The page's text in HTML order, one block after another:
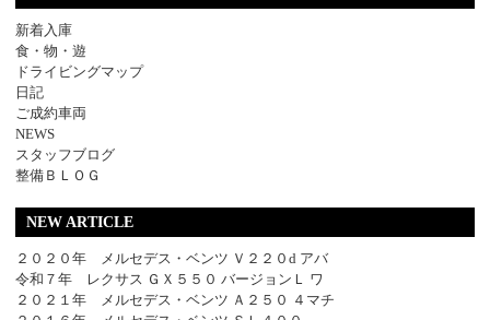
新着入庫
食・物・遊
ドライビングマップ
日記
ご成約車両
NEWS
スタッフブログ
整備ＢＬＯＧ
NEW ARTICLE
２０２０年 メルセデス・ベンツ Ｖ２２０d アバ
令和７年 レクサス ＧＸ５５０ バージョンＬ ワ
２０２１年 メルセデス・ベンツ Ａ２５０ ４マチ